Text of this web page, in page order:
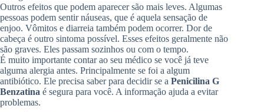
Outros efeitos que podem aparecer são mais leves. Algumas
pessoas podem sentir náuseas, que é aquela sensação de
enjoo. Vômitos e diarreia também podem ocorrer. Dor de
cabeça é outro sintoma possível. Esses efeitos geralmente não
são graves. Eles passam sozinhos ou com o tempo.
É muito importante contar ao seu médico se você já teve
alguma alergia antes. Principalmente se foi a algum
antibiótico. Ele precisa saber para decidir se a Penicilina G
Benzatina é segura para você. A informação ajuda a evitar
problemas.